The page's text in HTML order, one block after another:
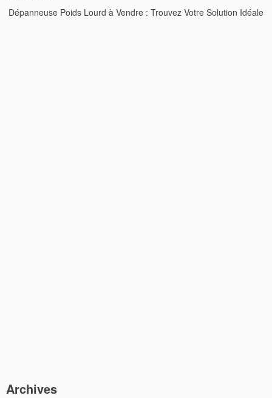
Dépanneuse Poids Lourd à Vendre : Trouvez Votre Solution Idéale
Archives